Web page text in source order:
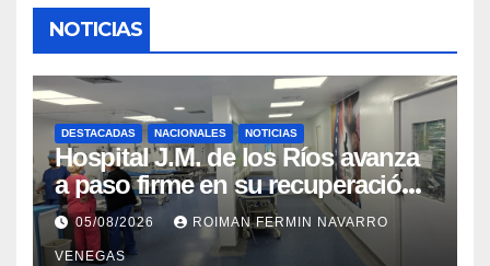
NOTICIAS
DESTACADAS NACIONALES NOTICIAS
Hospital J.M. de los Ríos avanza
a paso firme en su recuperación
tras los recientes eventos
sísmicos
05/08/2026 ROIMAN FERMIN NAVARRO
VENEGAS